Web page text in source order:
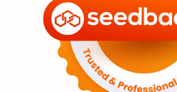
Asteroid Observasi
Premium Komet
Penelitian